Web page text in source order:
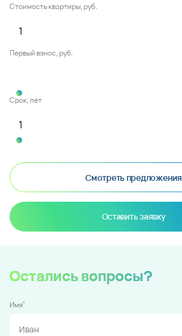
Стоимость квартиры, руб.
Первый взнос, руб.
Срок, лет
Смотреть предложения
Оставить заявку
Остались вопросы?
Имя*